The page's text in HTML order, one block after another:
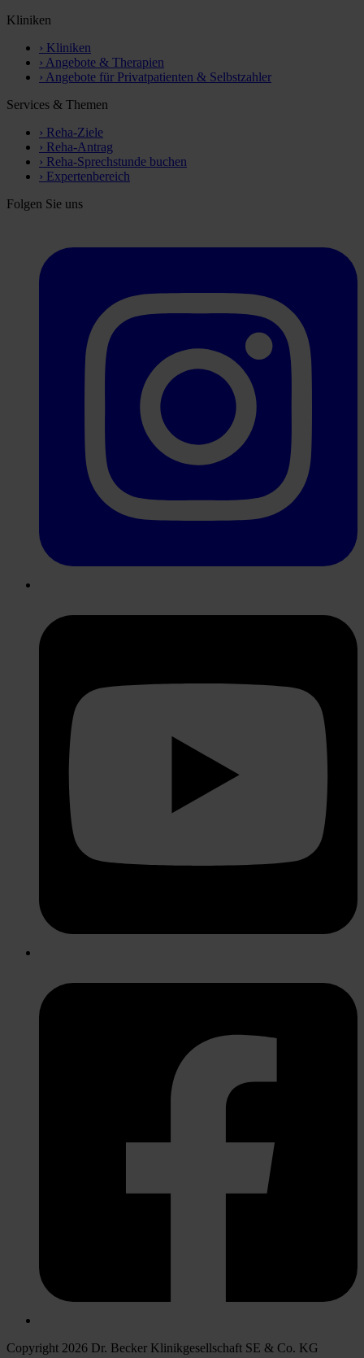
Kliniken
› Kliniken
› Angebote & Therapien
› Angebote für Privatpatienten & Selbstzahler
Services & Themen
› Reha-Ziele
› Reha-Antrag
› Reha-Sprechstunde buchen
› Expertenbereich
Folgen Sie uns
Copyright 2026 Dr. Becker Klinikgesellschaft SE & Co. KG